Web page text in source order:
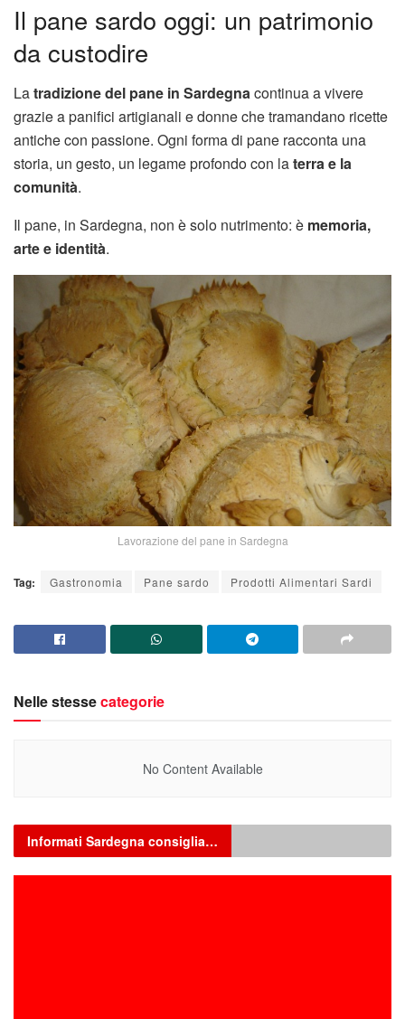
Il pane sardo oggi: un patrimonio
da custodire
Latradizione del pane in Sardegna continua a vivere
grazie a panifici artigianali e donne che tramandano ricette
antiche con passione. Ogni forma di pane racconta una
storia, un gesto, un legame profondo con laterra e la
comunità.
Il pane, in Sardegna, non è solo nutrimento: è memoria,
arte e identità.
Lavorazione del pane in Sardegna
Tag: Gastronomia Pane sardo Prodotti Alimentari Sardi
Nelle stessecategorie
No Content Available
Informati Sardegna consiglia…